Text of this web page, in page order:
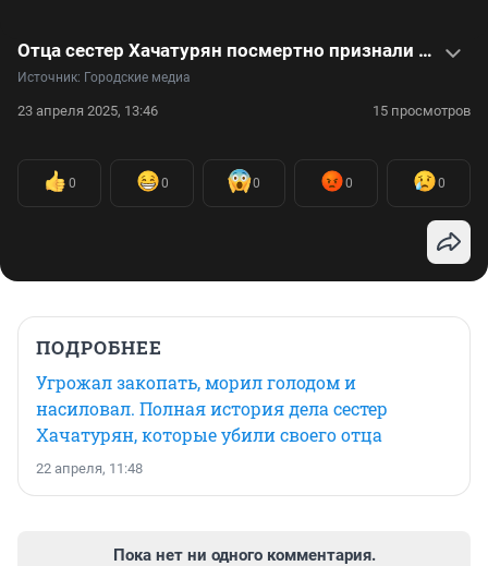
Отца сестер Хачатурян посмертно признали виновным в насилии. Вспоминаем громкое дело — видео
Источник: Городские медиа
23 апреля 2025, 13:46 15 просмотров
0 0 0 0 0
ПОДРОБНЕЕ
Угрожал закопать, морил голодом и
насиловал. Полная история дела сестер
Хачатурян, которые убили своего отца
22 апреля, 11:48
Пока нет ни одного комментария.